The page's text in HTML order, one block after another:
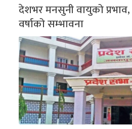
देशभर मनसुनी वायुको प्रभाव,
वर्षाको सम्भावना